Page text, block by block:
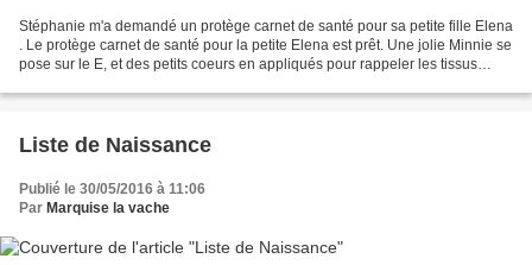
Stéphanie m'a demandé un protège carnet de santé pour sa petite fille Elena
. Le protège carnet de santé pour la petite Elena est prêt. Une jolie Minnie se
pose sur le E, et des petits coeurs en appliqués pour rappeler les tissus
Liste de Naissance
Publié le 30/05/2016 à 11:06
Par Marquise la vache